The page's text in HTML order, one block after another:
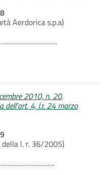
Aerdorica s.p.a)
2010, n. 20.
dell’art. 4, l.r. 24 marzo
l. r. 36/2005)